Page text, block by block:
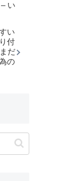
い
い
付
だ
の